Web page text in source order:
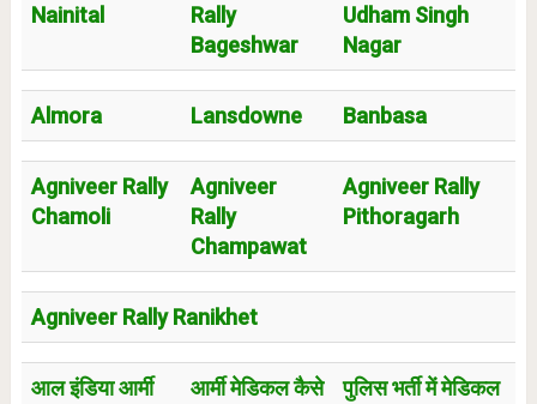
Nainital
Rally
Bageshwar
Udham Singh
Nagar
Almora Lansdowne Banbasa
Agniveer Rally
Chamoli
Agniveer
Rally
Champawat
Agniveer Rally
Pithoragarh
Agniveer Rally Ranikhet
आल इंडिया आर्मी
आर्मी मेडिकल कैसे
पुलिस भर्ती में मेडिकल